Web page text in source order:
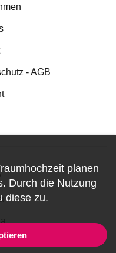
- AGB
planen
. Durch die Nutzung
diese zu.